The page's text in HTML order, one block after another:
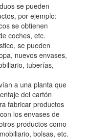
se pueden
por ejemplo:
se obtienen
coches, etc.
se pueden
nuevos envases,
tuberías,
a una planta que
del cartón
fabricar productos
los envases de
productos como
bolsas, etc.